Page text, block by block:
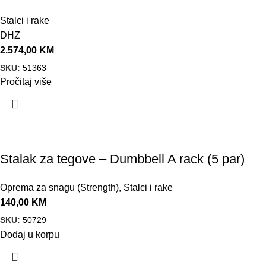
Stalci i rake
DHZ
2.574,00 KM
SKU: 51363
Pročitaj više
Stalak za tegove – Dumbbell A rack (5 par)
Oprema za snagu (Strength), Stalci i rake
140,00 KM
SKU: 50729
Dodaj u korpu